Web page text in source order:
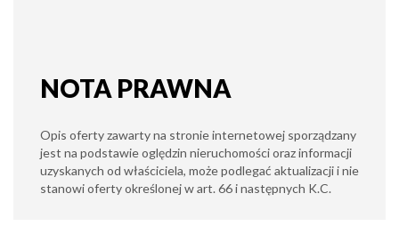
NOTA PRAWNA
Opis oferty zawarty na stronie internetowej sporządzany
jest na podstawie oględzin nieruchomości oraz informacji
uzyskanych od właściciela, może podlegać aktualizacji i nie
stanowi oferty określonej w art. 66 i następnych K.C.